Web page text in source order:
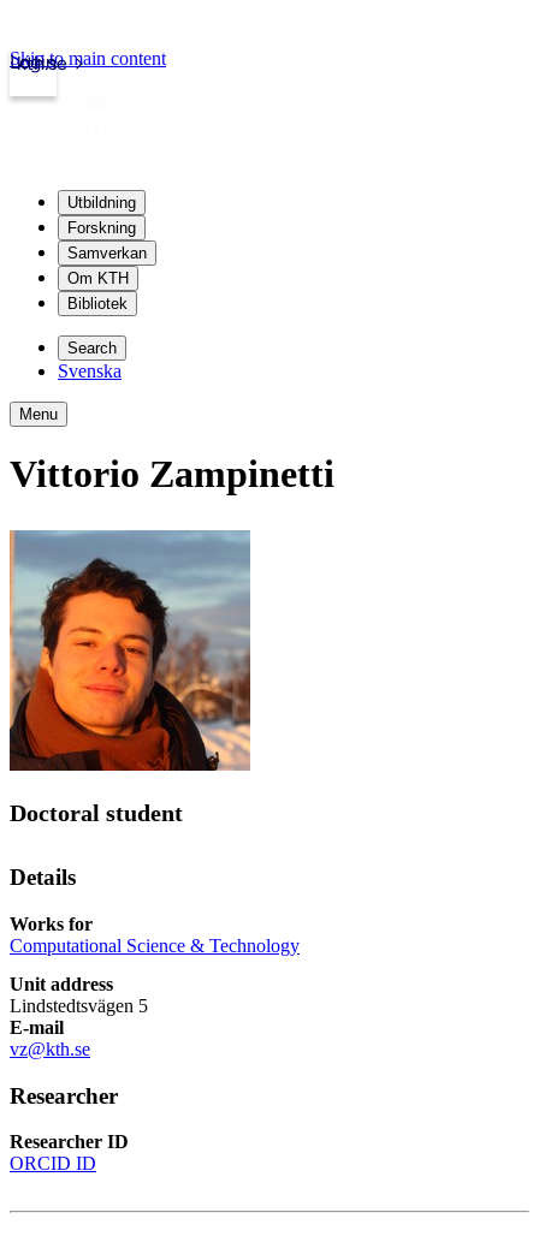
kth.se
Login
Skip to main content
Utbildning
Forskning
Samverkan
Om KTH
Bibliotek
Search
Svenska
Menu
Vittorio Zampinetti
Doctoral student
Details
Works for
Computational Science & Technology
Unit address
Lindstedtsvägen 5
E-mail
vz@kth.se
Researcher
Researcher ID
ORCID ID